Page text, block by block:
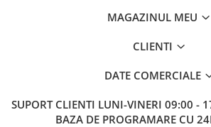
MAGAZINUL MEU
CLIENTI
DATE COMERCIALE
SUPORT CLIENTI LUNI-VINERI 09:00 -
BAZA DE PROGRAMARE CU